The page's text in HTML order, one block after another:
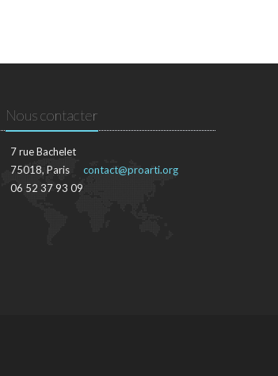
Nous contacter
7 rue Bachelet
75018, Paris
06 52 37 93 09
contact@proarti.org